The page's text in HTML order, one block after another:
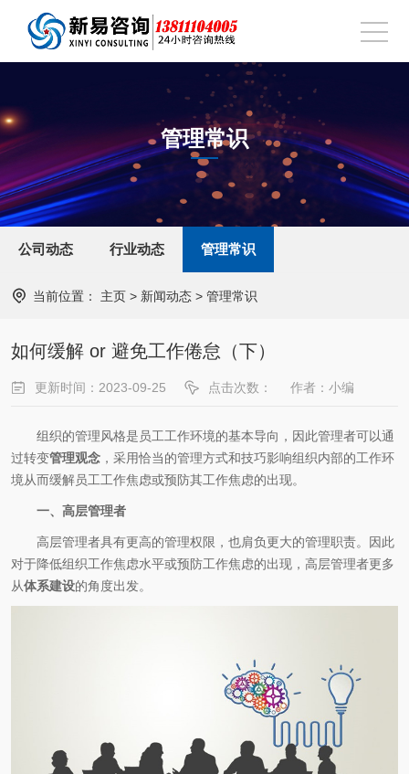
管理常识
公司动态 行业动态 管理常识
当前位置： 主页 > 新闻动态 > 管理常识
如何缓解 or 避免工作倦怠（下）
更新时间：2023-09-25 点击次数： 作者：小编
组织的管理风格是员工工作环境的基本导向，因此管理者可以通
过转变管理观念 ，采用恰当的管理方式和技巧影响组织内部的工作环
境从而缓解员工工作焦虑或预防其工作焦虑的出现。
一、高层管理者
高层管理者具有更高的管理权限，也肩负更大的管理职责。因此
对于降低组织工作焦虑水平或预防工作焦虑的出现，高层管理者更多
从体系建设的角度出发。